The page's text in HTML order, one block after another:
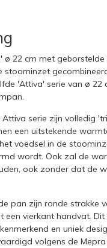
22 cm met geborstelde
stoominzet
'Attiva' serie van ø 22
serie zijn volledig
een uitstekende
voedsel in de
wordt. Ook zal de
ook zonder dat de
pan zijn ronde strakke
een vierkant handvat.
en uniek
volgens de Mepra